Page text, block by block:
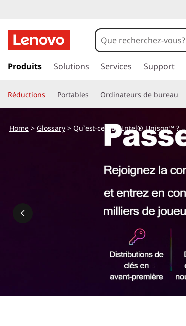
a
e
r
u
a
Produits Solutions Services Support
Réductions Portables Ordinateurs de bureau
Home> Glossary> Qu`est-ce que Intel® Unison™ ?